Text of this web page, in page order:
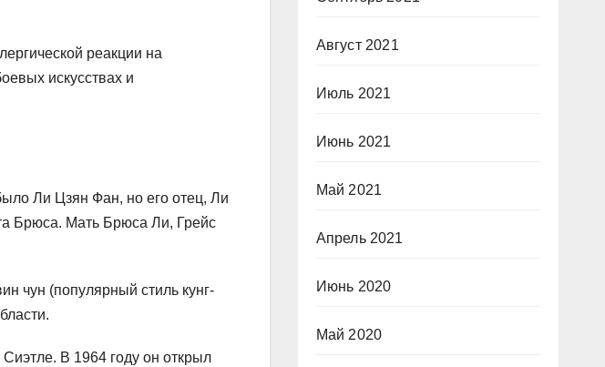
реакции на
искусствах и
Ли Цзян Фан, но его отец, Ли
Брюса. Мать Брюса Ли, Грейс
чун (популярный стиль кунг-
В 1964 году он открыл
Август 2021
Июль 2021
Июнь 2021
Май 2021
Апрель 2021
Июнь 2020
Май 2020